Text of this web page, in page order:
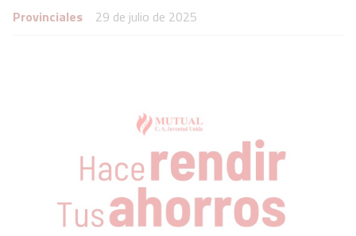
Provinciales
29 de julio de 2025